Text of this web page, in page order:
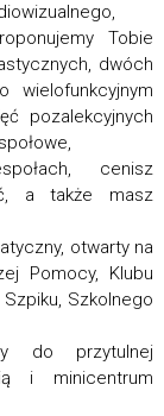
Tobie
dwóch
wielofunkcyjnym
pozalekcyjnych
cenisz
a także masz
otwarty na
Pomocy, Klubu
Szkolnego
do przytulnej
i minicentrum